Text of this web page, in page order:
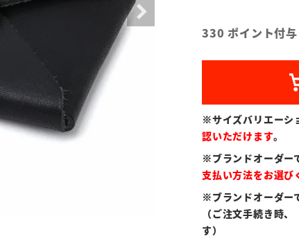
330 ポイント付与
※サイズバリエーシ
認いただけます。
※ブランドオーダー
支払い方法をお選び
※ブランドオーダー
（ご注文手続き時
す）